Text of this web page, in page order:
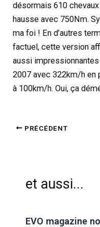
désormais 610
hausse avec 750Nm.
ma foi ! En d’autres
factuel, cette version
aussi impressionnantes
2007 avec 322km/h en
à 100km/h. Oui, ça
PRÉCÉDENT
et aussi...
EVO magazine